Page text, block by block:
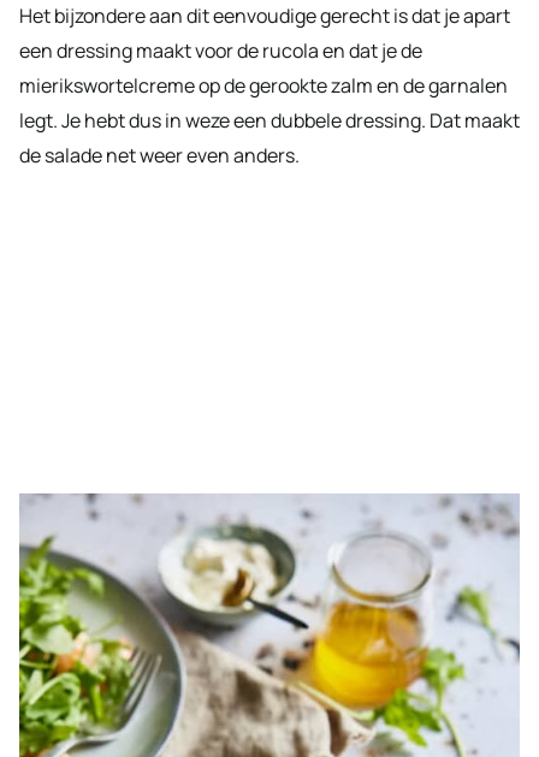
Het bijzondere aan dit eenvoudige gerecht is dat je apart
een dressing maakt voor de rucola en dat je de
mierikswortelcreme op de gerookte zalm en de garnalen
legt. Je hebt dus in weze een dubbele dressing. Dat maakt
de salade net weer even anders.